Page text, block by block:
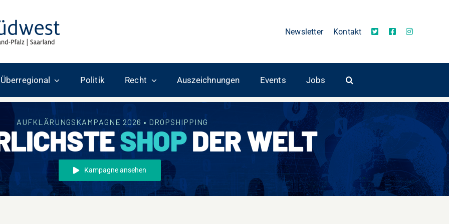
Newsletter Kontakt
Überregional Politik Recht Auszeichnungen Events Jobs
AUFKLÄRUNGSKAMPAGNE 2026 • DROPSHIPPING
SHOPDER WELT
Kampagne ansehen